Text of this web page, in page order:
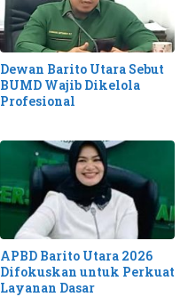
Dewan Barito Utara Sebut
BUMD Wajib Dikelola
Profesional
APBD Barito Utara 2026
Difokuskan untuk Perkuat
Layanan Dasar